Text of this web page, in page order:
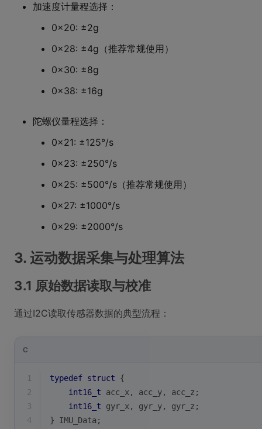
加速度计量程选择：
0x20: ±2g
0x28: ±4g（推荐常规使用）
0x30: ±8g
0x38: ±16g
陀螺仪量程选择：
0x21: ±125°/s
0x23: ±250°/s
0x25: ±500°/s（推荐常规使用）
0x27: ±1000°/s
0x29: ±2000°/s
3. 运动数据采集与处理算法
3.1 原始数据读取与校准
通过I2C读取传感器数据的典型流程：
C
1 typedef struct {
2
int16_t acc_x, acc_y, acc_z;
3
int16_t gyr_x, gyr_y, gyr_z;
4
} IMU_Data;